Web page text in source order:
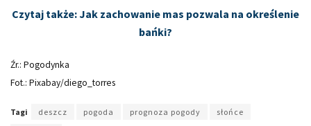
Czytaj także: Jak zachowanie mas pozwala na określenie
bańki?
Źr.: Pogodynka
Fot.: Pixabay/diego_torres
Tagi deszcz pogoda prognoza pogody
słońce